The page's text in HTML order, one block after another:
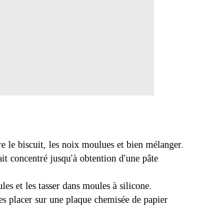
le biscuit, les noix moulues et bien mélanger.
concentré jusqu'à obtention d'une pâte
et les tasser dans moules à silicone.
placer sur une plaque chemisée de papier